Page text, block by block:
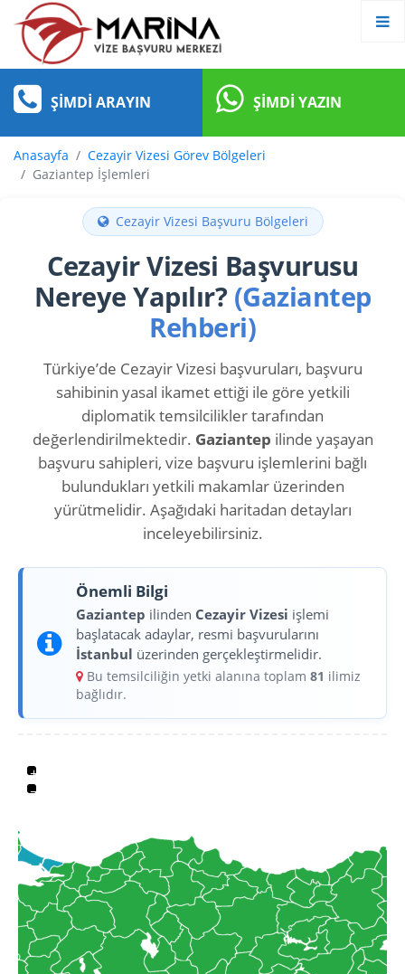
ŞIMDI ARAYIN ŞIMDI YAZIN
Anasayfa
Cezayir Vizesi Görev Bölgeleri
Gaziantep İşlemleri
Cezayir Vizesi Başvuru Bölgeleri
Cezayir Vizesi Başvurusu
Nereye Yapılır? (Gaziantep
Rehberi)
Türkiye’de Cezayir Vizesi başvuruları, başvuru
sahibinin yasal ikamet ettiği ile göre yetkili
diplomatik temsilcilikler tarafından
değerlendirilmektedir. Gaziantep ilinde yaşayan
başvuru sahipleri, vize başvuru işlemlerini bağlı
bulundukları yetkili makamlar üzerinden
yürütmelidir. Aşağıdaki haritadan detayları
inceleyebilirsiniz.
Önemli Bilgi
Gaziantep ilinden Cezayir Vizesi işlemi
başlatacak adaylar, resmi başvurularını
İstanbul üzerinden gerçekleştirmelidir.
Bu temsilciliğin yetki alanına toplam 81 ilimiz
bağlıdır.
+
−